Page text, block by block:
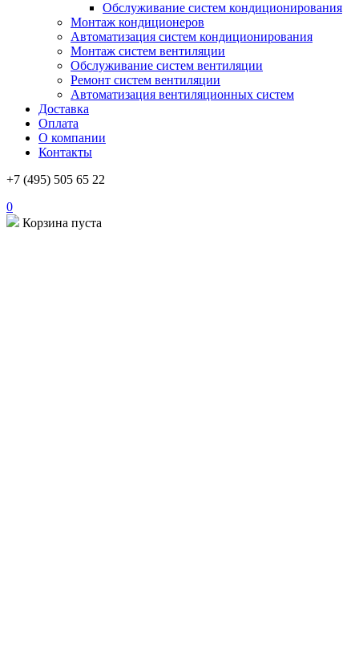
Обслуживание систем кондиционирования
Монтаж кондиционеров
Автоматизация систем кондиционирования
Монтаж систем вентиляции
Обслуживание систем вентиляции
Ремонт систем вентиляции
Автоматизация вентиляционных систем
Доставка
Оплата
О компании
Контакты
+7 (495) 505 65 22
0
Корзина пуста